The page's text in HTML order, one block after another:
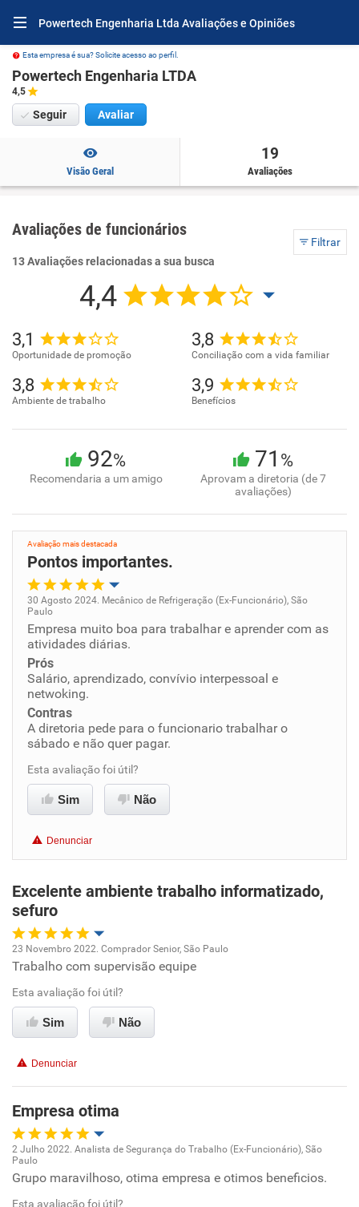
Powertech Engenharia Ltda Avaliações e Opiniões
Esta empresa é sua? Solicite acesso ao perfil.
Powertech Engenharia LTDA
4,5
Seguir Avaliar
Visão Geral
19
Avaliações
Avaliações de funcionários
Filtrar
13 Avaliações relacionadas a sua busca
4,4
3,1
Oportunidade de promoção
3,8
Conciliação com a vida familiar
3,8
Ambiente de trabalho
3,9
Benefícios
92%
Recomendaria a um amigo
71 %
Aprovam a diretoria (de 7
avaliações)
Avaliação mais destacada
Pontos importantes.
Oportunidade de promoção
Ambiente de trabalho
Conciliação com a vida familiar
Benefícios
Recomenda esta empresa
30 Agosto 2024. Mecânico de Refrigeração (Ex-Funcionário), São
Paulo
Empresa muito boa para trabalhar e aprender com as
atividades diárias.
Prós
Salário, aprendizado, convívio interpessoal e
netwoking.
Contras
A diretoria pede para o funcionario trabalhar o
sábado e não quer pagar.
Esta avaliação foi útil?
Sim Não
Denunciar
Excelente ambiente trabalho informatizado,
sefuro
Oportunidade de promoção
Ambiente de trabalho
Benefícios
Recomenda esta empresa
23 Novembro 2022. Comprador Senior, São Paulo
Trabalho com supervisão equipe
Esta avaliação foi útil?
Sim Não
Denunciar
Empresa otima
Oportunidade de promoção
2 Julho 2022. Analista de Segurança do Trabalho (Ex-Funcionário), São
Paulo
Grupo maravilhoso, otima empresa e otimos beneficios.
Esta avaliação foi útil?